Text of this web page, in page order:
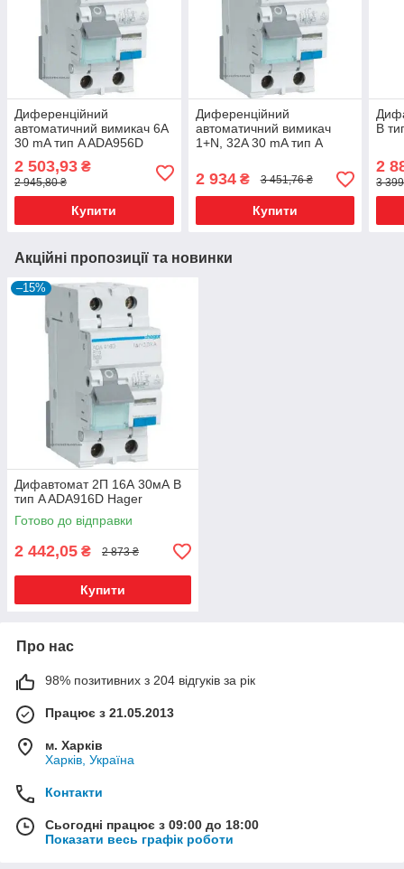
Диференційний
автоматичний вимикач 6A
30 mA тип A ADA956D
Hager
2 503,93 ₴
2 945,80 ₴
Купити
Диференційний
автоматичний вимикач
1+N, 32A 30 mA тип А
2 934₴ 3 451,76 ₴
Купити
B
2
3
Акційні пропозиції та новинки
–15%
Дифавтомат 2П 16А 30мА B
тип A ADA916D Hager
Готово до відправки
2 442,05 ₴ 2 873 ₴
Купити
Про нас
98% позитивних з 204 відгуків за рік
Працює з 21.05.2013
м. Харків
Харків, Україна
Контакти
Сьогодні працює з 09:00 до 18:00
Показати весь графік роботи